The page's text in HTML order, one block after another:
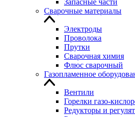
Запасные части
Сварочные материалы
Электроды
Проволока
Прутки
Сварочная химия
Флюс сварочный
Газопламенное
Вентили
Горелки газо-
Редукторы и